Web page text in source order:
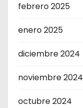
febrero 2025
enero 2025
diciembre 2024
noviembre 2024
octubre 2024